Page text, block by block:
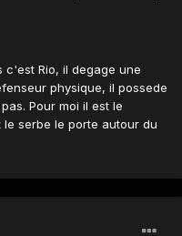
c'est Rio, il degage une
physique, il possede
Pour moi il est le
le serbe le porte autour du